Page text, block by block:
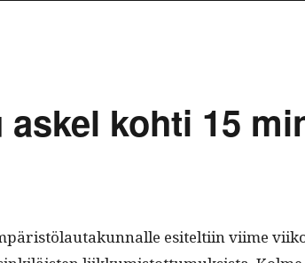
kohti 15
esitelti­in viime